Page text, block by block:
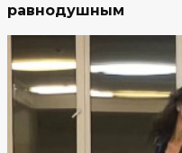
равнодушным